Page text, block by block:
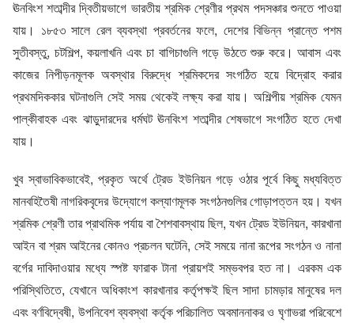
ঊনবিংশ শতাব্দীর দ্বিতীয়ভাগে ভারতীয় শ্রমিক শ্রেণীর প্রথম পদসঞ্চার শুনতে পাওয়া
যায়। ১৮৫৩ সালে রেল ব্যবস্থা প্রবর্তনের ফলে, দেশের বিভিন্ন প্রান্তে পশম
সুতীবস্তু, চটশিল্প, কয়লাখনি এবং চা বাগিচাগুলি গড়ে উঠতে শুরু করে। আবাস এবং
কাজের নিপীড়নমূলক অবস্থার বিরুদ্ধে শ্রমিকদের সংগঠিত হয়ে বিদ্রোহ করার
প্রথমদিককার ঘটনাগুলি সেই সময় থেকেই লক্ষ্য করা যায়। অশিল্পীয় শ্রমিক যেমন
পাল্কীবাহক এবং ঝাড়ুদারদের ধর্মঘট ঊনবিংশ শতাব্দীর শেষভাগে সংগঠিত হতে দেখা
যায়।
খুব স্বাভাবিকভাবেই, প্রকৃত অর্থে ট্রেড ইউনিয়ন গড়ে ওঠার পূর্বে কিছু মধ্যবিত্ত
মানবহিতৈষী নাগরিকবৃদের উদ্যোগে কল্যাণমূলক সংগঠনগুলির গোড়াপত্তন হয়। যখন
শ্রমিক শ্রেণী তার প্রাথমিক পর্যায় বা শৈশবাবস্থায় ছিল, যখন ট্রেড ইউনিয়ন, কারখানা
আইন বা শ্রম আইনের কোনও প্রচলন ঘটেনি, সেই সময়ে নানা রূপের সংগঠন ও নানা
বর্গের দাবিদাওয়ার মধ্যে স্পষ্ট ফারাক টানা প্রায়শই সম্ভবপর হত না। এরকম এক
পরিস্থিতিতে, যেখানে অধিকাংশ কারখানার কর্তৃপক্ষই ছিল সাদা চামড়ার মানুষের দল
এবং বর্ণবিদ্বেষী, উপনিবেশ ব্যবস্থা কর্তৃক পরিচালিত অবমাননাকর ও ঘৃণাভরা পরিবেশে